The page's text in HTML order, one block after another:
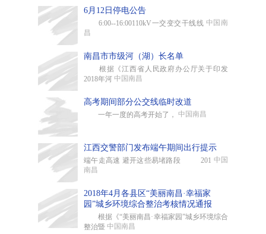
6月12日停电公告
6:00--16:00110kV一交变交干线线 中国南
昌
南昌市市级河（湖）长名单
根据《江西省人民政府办公厅关于印发
2018年河 中国南昌
高考期间部分公交线临时改道
一年一度的高考开始了， 中国南昌
江西交警部门发布端午期间出行提示
端午走高速 避开这些易堵路段 201 中国
南昌
2018年4月各县区“美丽南昌·幸福家
园”城乡环境综合整治考核情况通报
根据《“美丽南昌·幸福家园”城乡环境综合
整治暨 中国南昌